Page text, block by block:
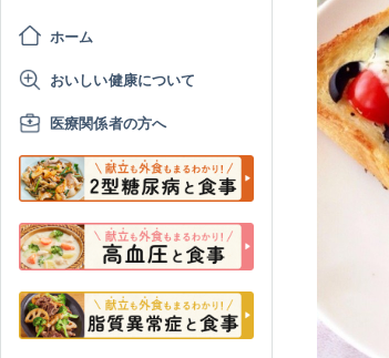
ホーム
おいしい健康について
医療関係者の方へ